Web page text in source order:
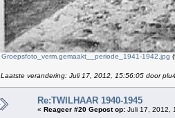
Groepsfoto_verm.gemaakt__periode_1941-1942.jpg
Laatste verandering: Juli 17, 2012, 15:56:05 door
Re:TWILHAAR 1940-1945
« Reageer #20 Gepost op: Juli 17, 2012,